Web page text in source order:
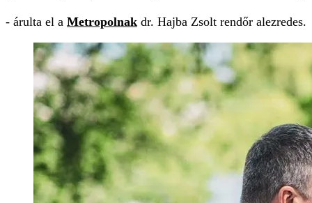
- árulta el a Metropolnak dr. Hajba Zsolt rendőr alezredes.